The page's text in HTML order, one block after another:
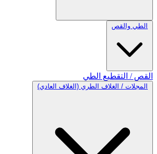
الطي والقص
القص / التقطيع الطي
المجلات / الغلاف الطري (الغلاف العادي)